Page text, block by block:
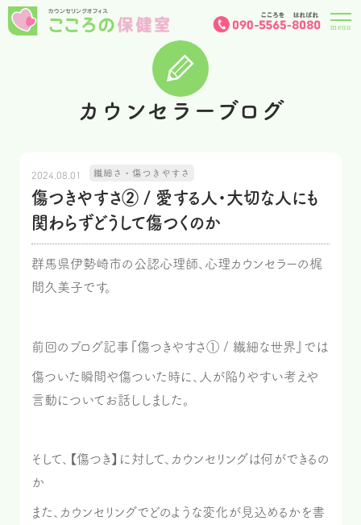
カウンセラーブログ
2024.08.01 繊細さ・傷つきやすさ
傷つきやすさ② / 愛する人・大切な人にも
関わらずどうして傷つくのか
群馬県伊勢崎市の公認心理師、心理カウンセラーの梶
間久美子です。
前回のブログ記事『傷つきやすさ① / 繊細な世界』では
傷ついた瞬間や傷ついた時に、人が陥りやすい考えや
言動についてお話ししました。
そして、【傷つき】に対して、カウンセリングは何ができるの
か
また、カウンセリングでどのような変化が見込めるかを書